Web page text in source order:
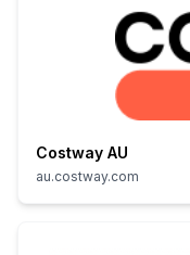
Costway AU
au.costway.com